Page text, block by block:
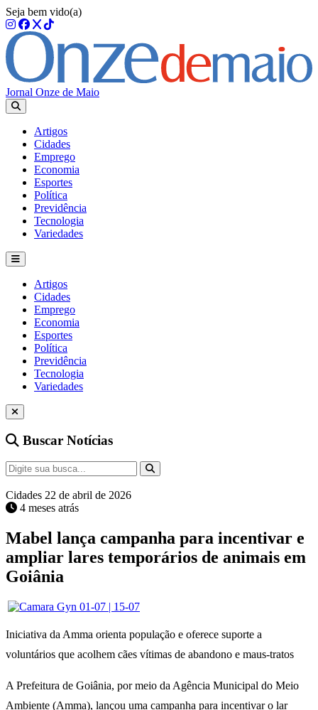
Seja bem vido(a)
Jornal Onze de Maio
Artigos
Cidades
Emprego
Economia
Esportes
Política
Previdência
Tecnologia
Variedades
Artigos
Cidades
Emprego
Economia
Esportes
Política
Previdência
Tecnologia
Variedades
Buscar Notícias
Cidades 22 de abril de 2026
4 meses atrás
Mabel lança campanha para incentivar e
ampliar lares temporários de animais em
Goiânia
Iniciativa da Amma orienta população e oferece suporte a
voluntários que acolhem cães vítimas de abandono e maus-tratos
A Prefeitura de Goiânia, por meio da Agência Municipal do Meio
Ambiente (Amma), lançou uma campanha para incentivar o lar